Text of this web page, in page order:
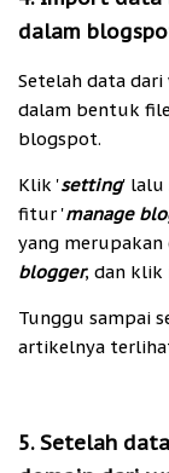
dalam
Setelah data
dalam bentuk
blogspot.
Klik 'setting' lalu
fitur 'manage
yang
blogger, dan klik
Tunggu sampai
artikelnya
5. Setelah